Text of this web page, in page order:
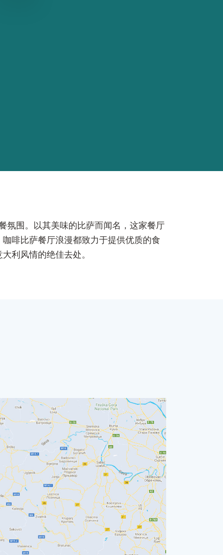
氛围。以其美味的比萨而闻名，这家餐厅
啡比萨餐厅浪漫都致力于提供优质的食
利风情的绝佳去处。